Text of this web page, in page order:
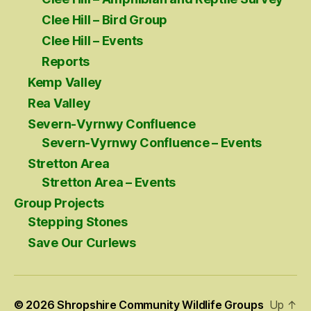
Clee Hill – Bird Group
Clee Hill – Events
Reports
Kemp Valley
Rea Valley
Severn-Vyrnwy Confluence
Severn-Vyrnwy Confluence – Events
Stretton Area
Stretton Area – Events
Group Projects
Stepping Stones
Save Our Curlews
© 2026Shropshire Community Wildlife Groups Up ↑